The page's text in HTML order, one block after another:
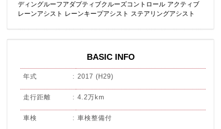
ディングルーフアダプティブクルーズコントロール アクティブ
レーンアシスト レーンキープアシスト ステアリングアシスト
BASIC INFO
年式 2017 (H29)
走行距離 4.2万km
車検 車検整備付